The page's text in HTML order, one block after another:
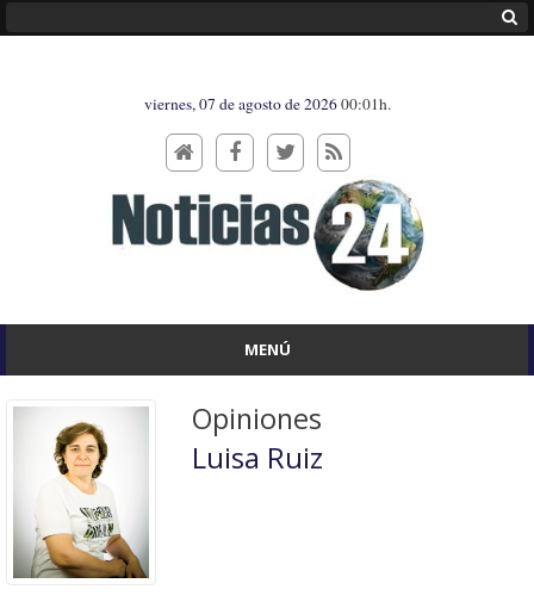
viernes, 07 de agosto de 202600:01h.
MENÚ
Opiniones
Luisa Ruiz